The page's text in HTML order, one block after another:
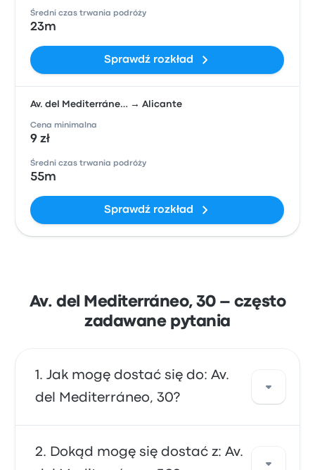
Średni czas trwania podróży
23m
Sprawdź rozkład
Av. del Mediterráne… → Alicante
Cena minimalna
9 zł
Średni czas trwania podróży
55m
Sprawdź rozkład
Av. del Mediterráneo, 30 – często
zadawane pytania
Jak mogę dostać się do: Av.
del Mediterráneo, 30?
Skorzystaj z linii autobus, która oferuje
bezpośredni przejazd do miejsca
Dokąd mogę się dostać z: Av.